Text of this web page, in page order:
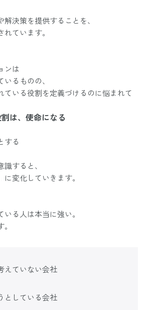
決策を提供することを、
ています。
ンは
るものの、
ている役割を定義づけるのに悩まれて
は、使命になる
する
すると、
に変化していきます。
る人は本当に強い。
えていない会社
としている会社